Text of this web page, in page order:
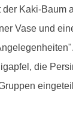
Kaki-Baum
Vase und
die